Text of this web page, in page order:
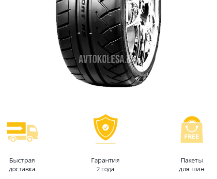
Быстрая
доставка
Гарантия
2 года
Пакеты
для шин